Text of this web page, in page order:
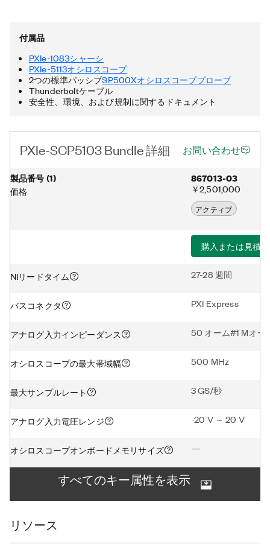
つの標準パッシブSP500Xオシロスコーププローブが含まれてい
ます。さらに、PXIe-SCP5103バンドルには、Thunderboltケー
ブルと電源ケーブルが含まれています。Thunderboltは、米国お
よびその他の国におけるIntel Corporationとその子会社の登録商
標です。
付属品
PXIe-1083シャーシ
PXIe-5113オシロスコープ
2つの標準パッシブSP500Xオシロスコーププローブ
Thunderboltケーブル
安全性、環境、および規制に関するドキュメント
PXIe-SCP5103 Bundle 詳細 お問い合わせ
製品番号(1)
価格
867013-03
￥2,501,000
アクティブ
購入または見積
NIリードタイム 27-28 週間
バスコネクタ PXI Express
アナログ入力インピーダンス 50 オーム#1 Mオー
オシロスコープの最大帯域幅 500 MHz
最大サンプルレート 3 GS/秒
アナログ入力電圧レンジ -20 V ～ 20 V
オシロスコープオンボードメモリサイズ —
すべてのキー属性を表示
リソース